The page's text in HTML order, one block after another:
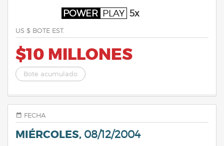
POWER PLAY 5x
US $ BOTE EST.
$10 MILLONES
Bote acumulado
FECHA
MIÉRCOLES, 08/12/2004